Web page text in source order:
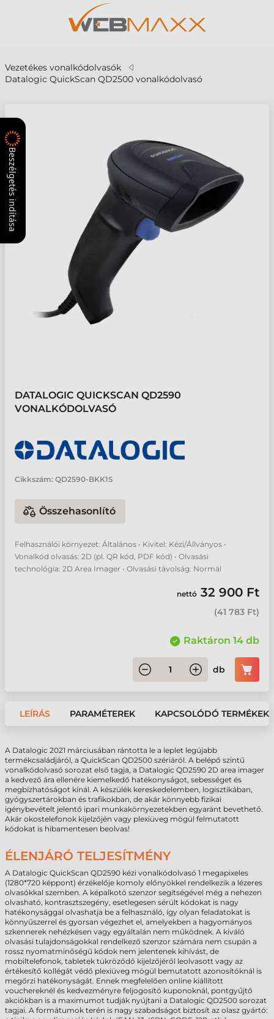
Vezetékes vonalkódolvasók
Datalogic QuickScan QD2500 vonalkódolvasó
DATALOGIC QUICKSCAN QD2590
VONALKÓDOLVASÓ
Cikkszám: QD2590-BKK1S
Összehasonlító
Felhasználói környezet: Általános • Kivitel: Kézi/Állványos •
Vonalkód olvasás: 2D (pl. QR kód, PDF kód) • Olvasási
technológia: 2D Area Imager • Olvasási távolság: Normál
nettó 32 900 Ft
(41 783 Ft)
Raktáron 14 db
db
LEÍRÁS PARAMÉTEREK KAPCSOLÓDÓ TERMÉKEK
A Datalogic 2021 márciusában rántotta le a leplet legújabb
termékcsaládjáról, a QuickScan QD2500 szériáról. A belépő szintű
vonalkódolvasó sorozat első tagja, a Datalogic QD2590 2D area imager
a kedvező ára ellenére kiemelkedő hatékonyságot, sebességet és
megbízhatóságot kínál. A készülék kereskedelemben, logisztikában,
gyógyszertárokban és trafikokban, de akár könnyebb fizikai
igénybevételt jelentő ipari munkakörnyezetekben egyaránt bevethető.
Akár okostelefonok kijelzőjén vagy plexiüveg mögül felmutatott
kódokat is hibamentesen beolvas!
ÉLENJÁRÓ TELJESÍTMÉNY
A Datalogic QuickScan QD2590 kézi vonalkódolvasó 1 megapixeles
(1280*720 képpont) érzékelője komoly előnyökkel rendelkezik a lézeres
olvasókkal szemben. A képalkotó szenzor segítségével még a nehezen
olvasható, kontrasztszegény, esetlegesen sérült kódokat is nagy
hatékonysággal olvashatja be a felhasználó, így olyan feladatokat is
könnyűszerrel és gyorsan végezhet el, amelyekben a hagyományos
szkennerek nehézkésen vagy egyáltalán nem működnek. A kiváló
olvasási tulajdonságokkal rendelkező szenzor számára nem csupán a
rossz nyomatminőségű kódok nem jelentenek kihívást, de
mobiltelefonok, tabletek tükröződő kijelzőjéről leolvasott vagy az
értékesítő kollégát védő plexiüveg mögül bemutatott azonosítóknál is
megőrzi hatékonyságát. Ennek megfelelően online kiállított
vouchereknél és kedvezményre feljogosító kuponoknál, pontgyűjtő
akciókban is a maximumot tudják nyújtani a Datalogic QD2500 sorozat
tagjai. A formátumok terén is nagy szabadságot biztosít az olasz gyártó:
Beszélgetés indítása